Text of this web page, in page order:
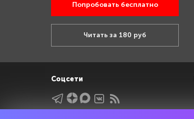
Попробовать бесплатно
Читать за 180 руб
Соцсети